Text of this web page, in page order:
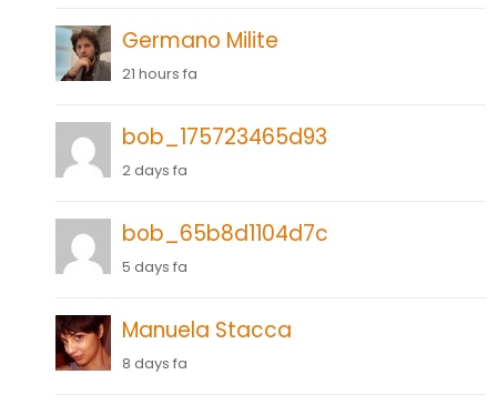
Germano Milite
21 hours fa
bob_175723465d93
2 days fa
bob_65b8d1104d7c
5 days fa
Manuela Stacca
8 days fa